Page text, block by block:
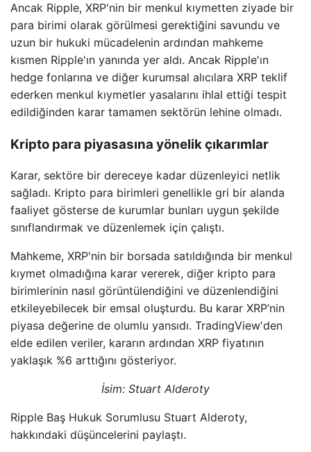
Ancak Ripple, XRP'nin bir menkul kıymetten ziyade bir
para birimi olarak görülmesi gerektiğini savundu ve
uzun bir hukuki mücadelenin ardından mahkeme
kısmen Ripple'ın yanında yer aldı. Ancak Ripple'ın
hedge fonlarına ve diğer kurumsal alıcılara XRP teklif
ederken menkul kıymetler yasalarını ihlal ettiği tespit
edildiğinden karar tamamen sektörün lehine olmadı.
Kripto para piyasasına yönelik çıkarımlar
Karar, sektöre bir dereceye kadar düzenleyici netlik
sağladı. Kripto para birimleri genellikle gri bir alanda
faaliyet gösterse de kurumlar bunları uygun şekilde
sınıflandırmak ve düzenlemek için çalıştı.
Mahkeme, XRP'nin bir borsada satıldığında bir menkul
kıymet olmadığına karar vererek, diğer kripto para
birimlerinin nasıl görüntülendiğini ve düzenlendiğini
etkileyebilecek bir emsal oluşturdu. Bu karar XRP’nin
piyasa değerine de olumlu yansıdı. TradingView'den
elde edilen veriler, kararın ardından XRP fiyatının
yaklaşık %6 arttığını gösteriyor.
İsim: Stuart Alderoty
Ripple Baş Hukuk Sorumlusu Stuart Alderoty,
hakkındaki düşüncelerini paylaştı.